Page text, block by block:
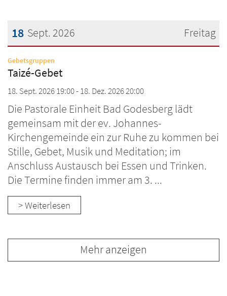
Freitag
18 Sept. 2026
Datum: 18. September 2026
Gebetsgruppen
Taizé-Gebet
18. Sept. 2026 19:00 - 18. Dez. 2026 20:00
Die Pastorale Einheit Bad Godesberg lädt
gemeinsam mit der ev. Johannes-
Kirchengemeinde ein zur Ruhe zu kommen bei
Stille, Gebet, Musik und Meditation; im
Anschluss Austausch bei Essen und Trinken.
Die Termine finden immer am 3. ...
> Weiterlesen
Mehr anzeigen